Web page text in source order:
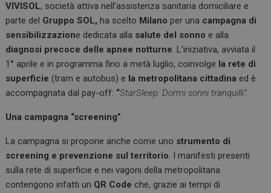
ce
b
o
o
k
ke
dI
n
at
s
A
p
p
VIVISOL, società attiva nell’assistenza sanitaria domiciliare e
parte del Gruppo SOL, ha scelto Milano per una campagna di
sensibilizzazione dedicata alla salute del sonnoe alla
diagnosi precoce delle apnee notturne. L’iniziativa, avviata il
1° aprile e in programma fino a metà luglio, coinvolge la rete di
superficie(tram e autobus) e la metropolitana cittadina ed è
accompagnata dal pay-off: “StarSleep. Dormi sonni tranquilli”.
Una campagna “screening”
La campagna si propone anche come uno strumento di
screening e prevenzione sul territorio. I manifesti presenti
sulla rete di superficie e nei vagoni della metropolitana
contengono infatti un QR Code che, grazie ai tempi di